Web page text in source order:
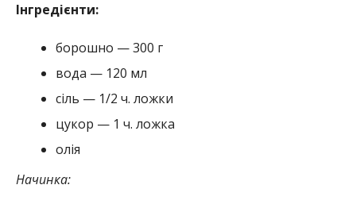
Інгредієнти:
борошно — 300 г
вода — 120 мл
сіль — 1/2 ч. ложки
цукор — 1 ч. ложка
олія
Начинка: